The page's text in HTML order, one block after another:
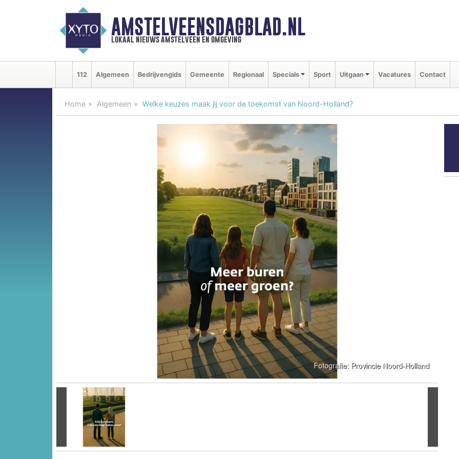
AMSTELVEENSDAGBLAD.NL
lokaal nieuws amstelveen en omgeving
112 Algemeen Bedrijvengids Gemeente Regionaal Specials Sport Uitgaan Vacatures Contact
Home Algemeen Welke keuzes maak jij voor de toekomst van Noord-Holland?
Vorige